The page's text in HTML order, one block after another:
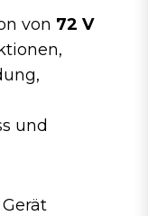
von 72 V
und